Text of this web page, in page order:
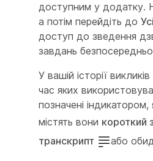
доступним у додатку.
а потім перейдіть до Усі
доступ до зведення
завдань безпосередньо
У вашій історії
час яких
позначені
містять вони короткий
транскрипт
або